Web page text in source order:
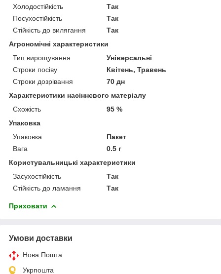
Холодостійкість
Так
Посухостійкість
Так
Стійкість до вилягання
Так
Агрономічні характеристики
Тип вирощування
Універсальні
Строки посіву
Квітень, Травень
Строки дозрівання
70 дн
Характеристики насіннєвого матеріалу
Схожість
95 %
Упаковка
Упаковка
Пакет
Вага
0.5 г
Користувальницькі характеристики
Засухостійкість
Так
Стійкість до ламання
Так
Приховати
Умови доставки
Нова Пошта
Укрпошта